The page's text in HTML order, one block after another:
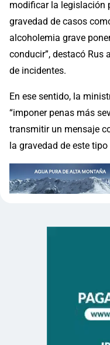
modificar la legislación
gravedad de casos
alcoholemia grave
conducir”, destacó Rus
de incidentes.
En ese sentido, la
“imponer penas más
transmitir un mensaje
la gravedad de este tipo